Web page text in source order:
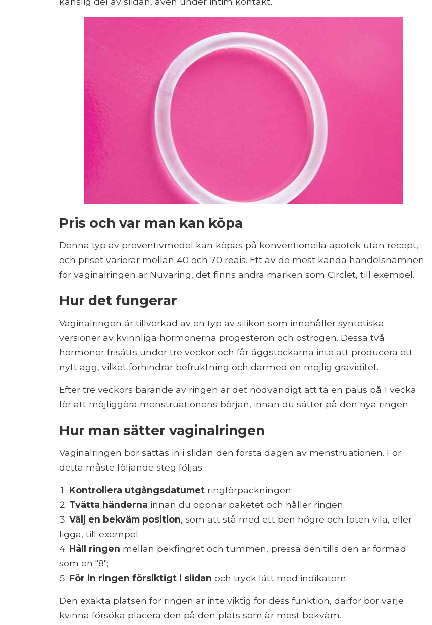
Pris och var man kan köpa
Denna typ av preventivmedel kan köpas på konventionella apotek utan recept,
och priset varierar mellan 40 och 70 reais. Ett av de mest kända handelsnamnen
för vaginalringen är Nuvaring, det finns andra märken som Circlet, till exempel.
Hur det fungerar
Vaginalringen är tillverkad av en typ av silikon som innehåller syntetiska
versioner av kvinnliga hormonerna progesteron och östrogen. Dessa två
hormoner frisätts under tre veckor och får äggstockarna inte att producera ett
nytt ägg, vilket förhindrar befruktning och därmed en möjlig graviditet.
Efter tre veckors bärande av ringen är det nödvändigt att ta en paus på 1 vecka
för att möjliggöra menstruationens början, innan du sätter på den nya ringen.
Hur man sätter vaginalringen
Vaginalringen bör sättas in i slidan den första dagen av menstruationen. För
detta måste följande steg följas:
Kontrollera utgångsdatumet ringförpackningen;
Tvätta händerna innan du öppnar paketet och håller ringen;
Välj en bekväm position, som att stå med ett ben högre och foten vila, eller
ligga, till exempel;
Håll ringen mellan pekfingret och tummen, pressa den tills den är formad
som en "8";
För in ringen försiktigt i slidan och tryck lätt med indikatorn.
Den exakta platsen för ringen är inte viktig för dess funktion, därför bör varje
kvinna försöka placera den på den plats som är mest bekväm.